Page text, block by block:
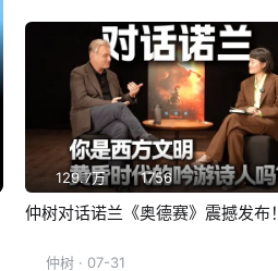
129.7万 1756
仲树对话诺兰《奥德赛》震撼发布！
仲树 · 07-31